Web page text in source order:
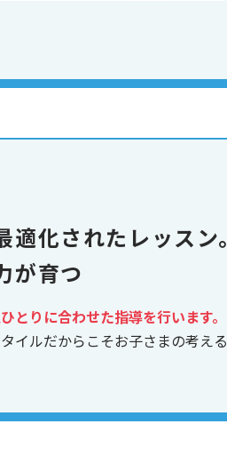
化されたレッスン。
が育つ
とりに合わせた指導を行います。
イルだからこそお子さまの考える